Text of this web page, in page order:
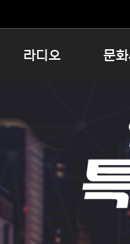
라디오
우리 고향, 안녕하십니까?
라디오특집 다시듣기
문
MBC 노
해외문화
닥터공감
대관안내
충청북도
청원생명